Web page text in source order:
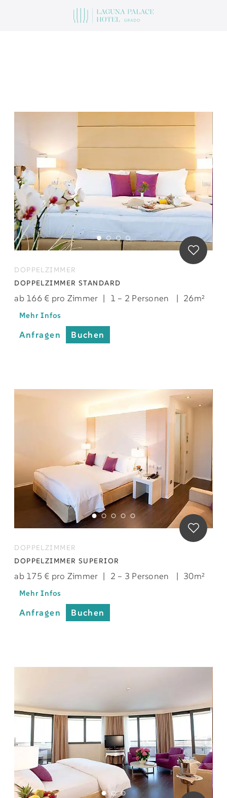
DOPPELZIMMER
DOPPELZIMMER STANDARD
ab 166 € pro Zimmer | 1 – 2 Personen | 26m²
Mehr Infos
Anfragen Buchen
DOPPELZIMMER
DOPPELZIMMER SUPERIOR
ab 175 € pro Zimmer | 2 – 3 Personen | 30m²
Mehr Infos
Anfragen Buchen